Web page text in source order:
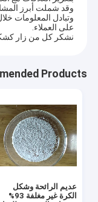
وقد شملت أبرز
على العملاء.
نشكر كل من زار
Products
عديم الرائحة وشكل
الكرة غير مغلفة 93%